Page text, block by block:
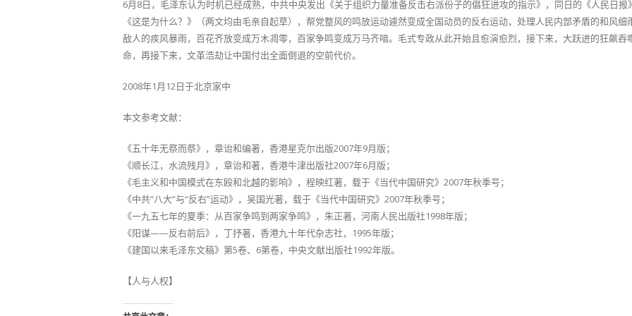
6月8日，毛泽东认为时机已经成熟，中共中央发出《关于组织力量准备反击右派份子的倡狂进攻的指示》，同日的《人民日报
《这是为什么？》（两文均由毛亲自起草），帮党整风的鸣放运动遽然变成全国动员的反右运动，处理人民内部矛盾的和风细
敌人的疾风暴雨，百花齐放变成万木凋零，百家争鸣变成万马齐喑。毛式专政从此开始且愈演愈烈，接下来，大跃进的狂飙吞
命，再接下来，文革浩劫让中国付出全面倒退的空前代价。
2008年1月12日于北京家中
本文参考文献：
《五十年无祭而祭》，章诒和编著，香港星克尔出版2007年9月版；
《顺长江，水流残月》，章诒和著，香港牛津出版社2007年6月版；
《毛主义和中国模式在东殴和北越的影响》，程映红著，载于《当代中国研究》2007年秋季号；
《中共“八大”与“反右”运动》，吴国光著，载于《当代中国研究》2007年秋季号；
《一九五七年的夏季：从百家争鸣到两家争鸣》，朱正著，河南人民出版社1998年版；
《阳谋——反右前后》，丁抒著，香港九十年代杂志社，1995年版；
《建国以来毛泽东文稿》第5卷、6第卷，中央文献出版社1992年版。
【人与人权】